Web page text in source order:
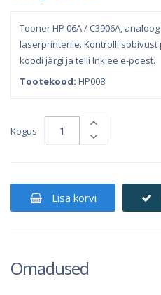
Tooner HP 06A / C3906A,
laserprinterile. Kontrolli
koodi järgi ja telli Ink.ee e-poest.
Tootekood: HP008
Kogus
Lisa korvi
Omadused